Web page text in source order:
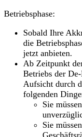
Betriebsphase:
Sobald Ihre
die
jetzt anbieten.
Ab Zeitpunkt
Betriebs der
Aufsicht durch
folgenden
Sie
Sie